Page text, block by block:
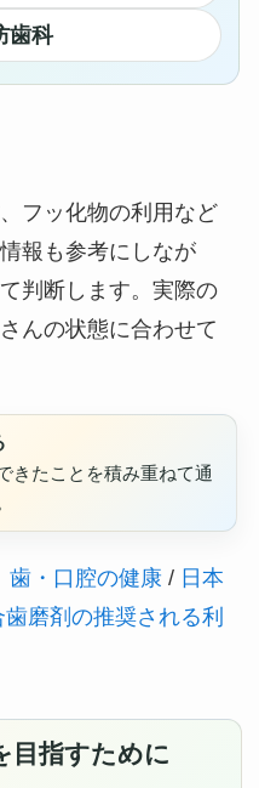
歯科
フッ化物の利用など
報も参考にしなが
判断します。実際の
んの状態に合わせて
きたことを積み重ねて通
歯・口腔の健康/ 日本
磨剤の推奨される利
目指すために